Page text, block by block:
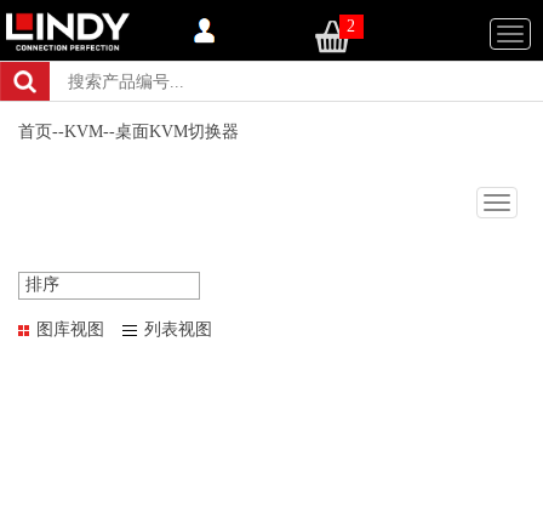
2
首页--KVM--桌面KVM切换器
排序
图库视图 列表视图